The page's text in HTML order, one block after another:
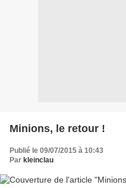
Minions, le retour !
Publié le 09/07/2015 à 10:43
Par kleinclau